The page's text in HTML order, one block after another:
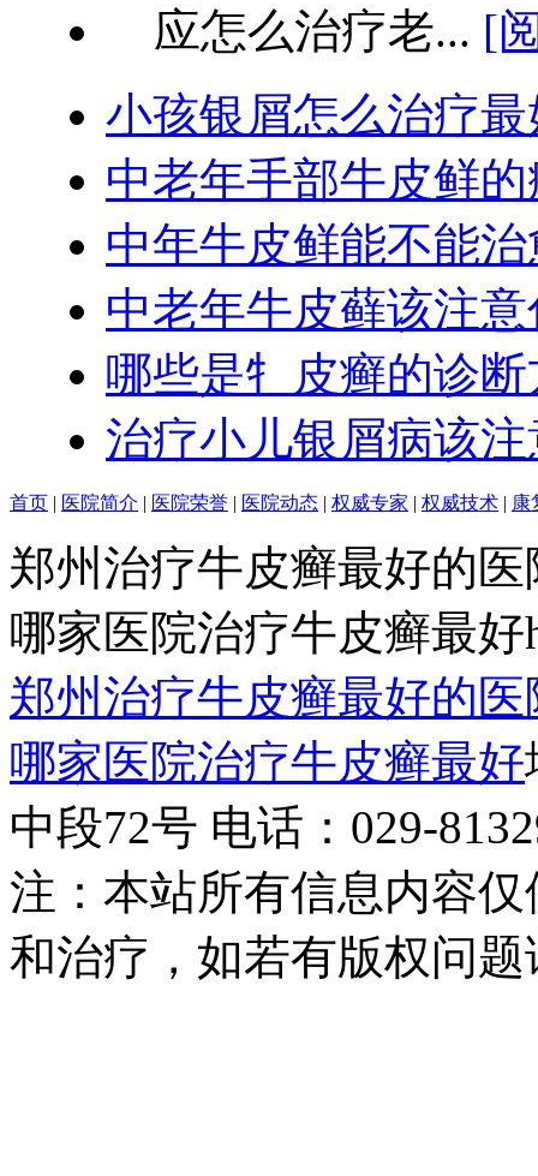
应怎么治疗老... [
小孩银屑怎么治疗最
中老年手部牛皮鲜
中年牛皮鲜能不能
中老年牛皮藓该注
哪些是牜皮癣的诊
治疗小儿银屑病该
首页 | 医院简介 | 医院荣誉 | 医院动态 | 权威专家 | 权威技术 | 康
郑州治疗牛皮癣最好的
哪家医院治疗牛皮癣最好
郑州治疗牛皮癣最好的
哪家医院治疗牛皮癣最好
中段72号 电话：029-
注：本站所有信息内容
和治疗，如若有版权问